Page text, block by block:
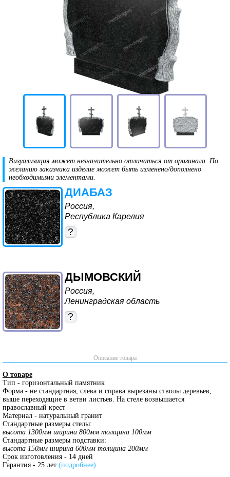
Визуализация может незначительно отличаться от оригинала. По
желанию заказчика изделие может быть изменено/дополнено
необходимыми элементами.
ДИАБАЗ
Россия,
Республика Карелия
?
ДЫМОВСКИЙ
Россия,
Ленинградская область
?
Описание товара
О товаре
Тип - горизонтальный памятник
Форма - не стандартная, слева и справа вырезаны стволы деревьев,
выше переходящие в ветви листьев. На стеле возвышается
православный крест
Материал - натуральный гранит
Стандартные размеры стелы:
высота 1300мм ширина 800мм толщина 100мм
Стандартные размеры подставки:
высота 150мм ширина 600мм толщина 200мм
Срок изготовления - 14 дней
Гарантия - 25 лет (подробнее)